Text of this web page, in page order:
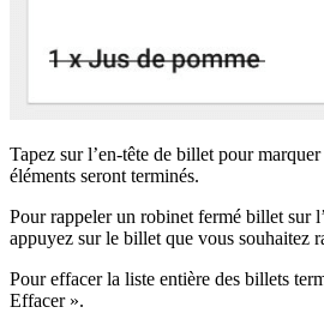
Tapez sur l’en-tête de billet pour
éléments seront terminés.
Pour rappeler un robinet fermé billet sur
appuyez sur le billet que vous souhaitez
Pour effacer la liste entière des billets
Effacer ».